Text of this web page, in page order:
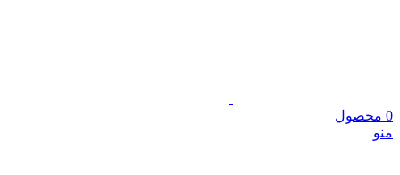
0 محصول
منو